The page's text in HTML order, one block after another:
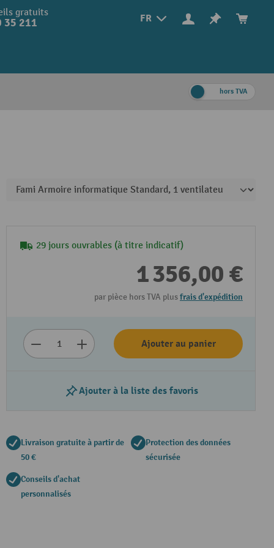
FR
gratuits
35 211
hors TVA
29 jours ouvrables (à titre indicatif)
1 356,00 €
par pièce hors TVA plusfrais d'expédition
Ajouter au panier
Ajouter à la liste des favoris
Livraison gratuite à partir de
50 €
Protection des données
sécurisée
Conseils d'achat
personnalisés